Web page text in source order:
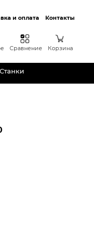
и оплата Контакты
Сравнение Корзина
Станки